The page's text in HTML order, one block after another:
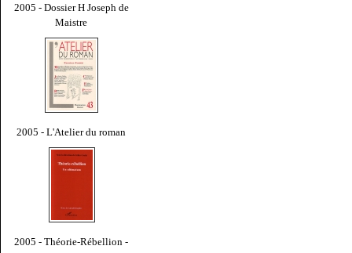
2005 - Dossier H Joseph de
Maistre
2005 - L'Atelier du roman
2005 - Théorie-Rébellion -